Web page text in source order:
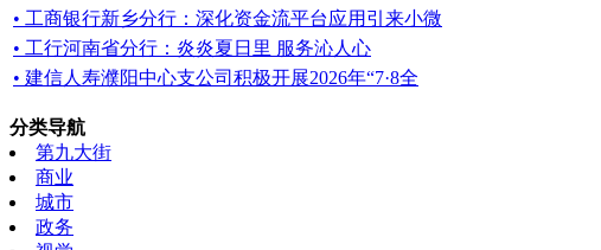
• 工商银行新乡分行：深化资金流平台应用引来小微
• 工行河南省分行：炎炎夏日里 服务沁人心
• 建信人寿濮阳中心支公司积极开展2026年“7·8全
分类导航
第九大街
商业
城市
政务